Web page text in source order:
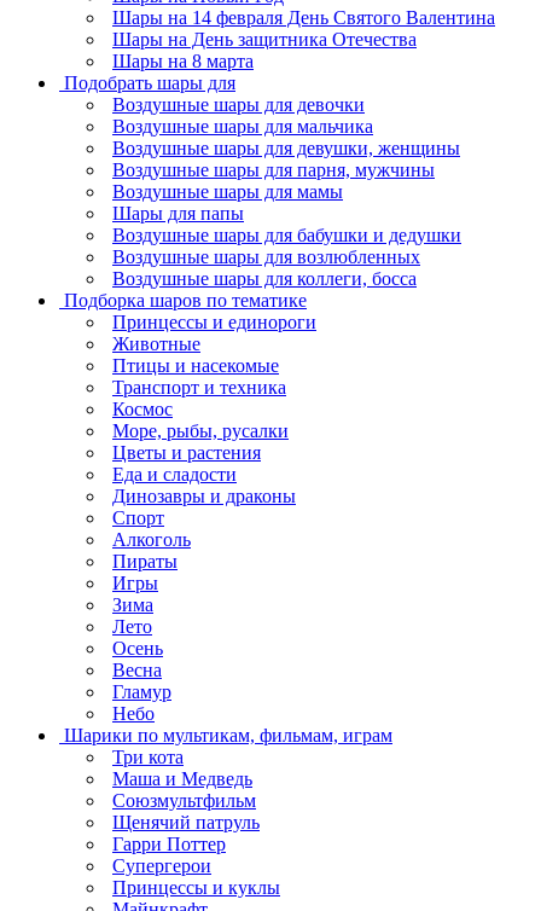
Шары на 14 февраля День Святого Валентина
Шары на День защитника Отечества
Шары на 8 марта
Подобрать шары для
Воздушные шары для девочки
Воздушные шары для мальчика
Воздушные шары для девушки, женщины
Воздушные шары для парня, мужчины
Воздушные шары для мамы
Шары для папы
Воздушные шары для бабушки и дедушки
Воздушные шары для возлюбленных
Воздушные шары для коллеги, босса
Подборка шаров по тематике
Принцессы и единороги
Животные
Птицы и насекомые
Транспорт и техника
Космос
Море, рыбы, русалки
Цветы и растения
Еда и сладости
Динозавры и драконы
Спорт
Алкоголь
Пираты
Игры
Зима
Лето
Осень
Весна
Гламур
Небо
Шарики по мультикам, фильмам, играм
Три кота
Маша и Медведь
Союзмультфильм
Щенячий патруль
Гарри Поттер
Супергерои
Принцессы и куклы